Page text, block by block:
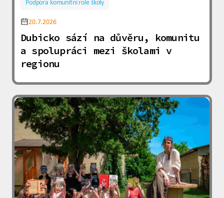
Podpora komunitní role školy
20.7.2026
Dubicko sází na důvěru, komunitu
a spolupráci mezi školami v
regionu